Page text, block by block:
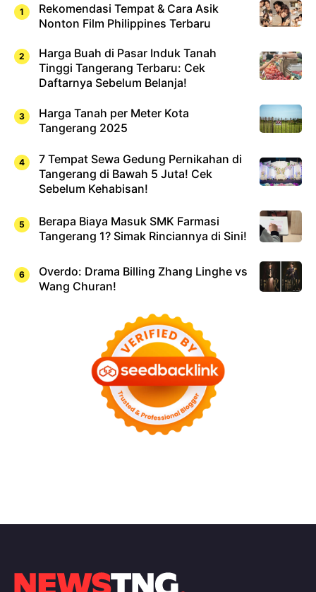
Rekomendasi Tempat & Cara Asik
Nonton Film Philippines Terbaru
Harga Buah di Pasar Induk Tanah
Tinggi Tangerang Terbaru: Cek
Daftarnya Sebelum Belanja!
Harga Tanah per Meter Kota
Tangerang 2025
7 Tempat Sewa Gedung Pernikahan di
Tangerang di Bawah 5 Juta! Cek
Sebelum Kehabisan!
Berapa Biaya Masuk SMK Farmasi
Tangerang 1? Simak Rinciannya di Sini!
Overdo: Drama Billing Zhang Linghe vs
Wang Churan!